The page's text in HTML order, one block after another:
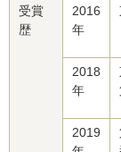
受賞
歴
2016
年
2018
年
2019